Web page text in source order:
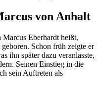
von Anhalt
Eberhardt heißt,
Schon früh zeigte er
ihn später dazu veranlasste,
Seinen Einstieg in die
sein Auftreten als